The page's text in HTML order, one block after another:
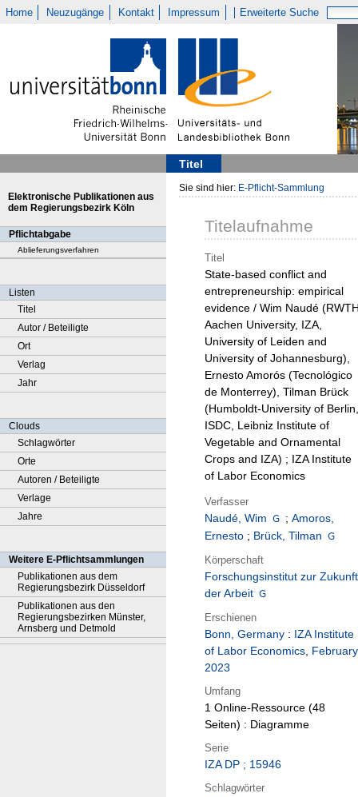
Home Neuzugänge Kontakt Impressum Erweiterte Suche
Titel
Elektronische Publikationen aus
dem Regierungsbezirk Köln
Pflichtabgabe
Ablieferungsverfahren
Listen
Titel
Autor / Beteiligte
Ort
Verlag
Jahr
Clouds
Schlagwörter
Orte
Autoren / Beteiligte
Verlage
Jahre
Weitere E-Pflichtsammlungen
Publikationen aus dem
Regierungsbezirk Düsseldorf
Publikationen aus den
Regierungsbezirken Münster,
Arnsberg und Detmold
Sie sind hier: E-Pflicht-Sammlung
Titelaufnahme
Titel
State-based conflict and
entrepreneurship: empirical
evidence / Wim Naudé
Aachen University, IZA,
University of Leiden and
University of Johannesburg),
Ernesto Amorós (Tecnológico
de Monterrey), Tilman Brück
(Humboldt-University of Berlin,
ISDC, Leibniz Institute of
Vegetable and Ornamental
Crops and IZA) ; IZA Institute
of Labor Economics
Verfasser
Naudé, Wim ; Amoros,
Ernesto ; Brück, Tilman
Körperschaft
Forschungsinstitut zur Zukunft
der Arbeit
Erschienen
Bonn, Germany : IZA Institute
of Labor Economics, February
2023
Umfang
1 Online-Ressource (48
Seiten) : Diagramme
Serie
IZA DP ; 15946
Schlagwörter